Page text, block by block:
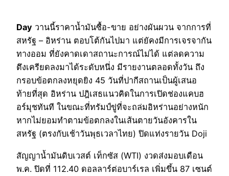
Day วานนี้ราคาน้ำมันซื้อ-ขาย อย่างผันผวน จากการที่
สหรัฐ – อิหร่าน ตอบโต้กันไปมา แต่ยัคงมีการเจรจากัน
ทางออม ที่ยังคาดเดาสถานะการณ์ไม่ได้ แต่ลดความ
ตึงเครียดลงมาได้ระดับหนึ่ง มีรายงานตลอดทั้งวัน ถึง
กรอบข้อตกลงหยุดยิง 45 วันที่ปากีสถานเป็นผู้เสนอ
ท้ายที่สุด อิหร่าน ปฎิเสธแนวคิดในการเปิดช่องแคบฮ
อร์มุชทันที ในขณะที่ทรัมป์ขู่ที่จะถล่มอิหร่านอย่างหนัก
หากไม่ยอมทำตามข้อตกลงในเส้นตายวันอังคารใน
สหรัฐ (ตรงกับเช้าวันพุธเวลาไทย) ปิดแท่งรายวัน Doji
สัญญาน้ำมันดิบเวสต์ เท็กซัส (WTI) งวดส่งมอบเดือน
พ.ค. ปิดที่ 112.40 ดอลลาร์ต่อบาร์เรล เพิ่มขึ้น 87 เซนต์